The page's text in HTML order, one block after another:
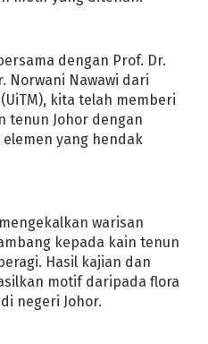
dengan Prof. Dr.
Norwani Nawawi dari
kita telah memberi
tenun Johor dengan
yang hendak
warisan
kepada kain tenun
Hasil kajian dan
motif daripada flora
negeri Johor.